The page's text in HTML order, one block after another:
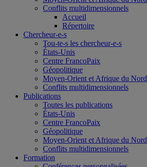
Conflits multidimensionnels
Accueil
Répertoire
Chercheur-e-s
Tou-te-s les chercheur-e-s
États-Unis
Centre FrancoPaix
Géopolitique
Moyen-Orient et Afrique du Nord
Conflits multidimensionnels
Publications
Toutes les publications
États-Unis
Centre FrancoPaix
Géopolitique
Moyen-Orient et Afrique du Nord
Conflits multidimensionnels
Formation